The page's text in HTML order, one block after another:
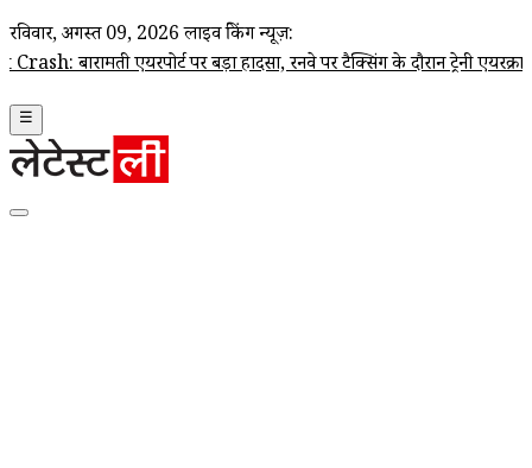
रविवार, अगस्त 09, 2026 लाइव ब्रेकिंग न्यूज़:
एयरपोर्ट पर बड़ा हादसा, रनवे पर टैक्सिंग के दौरान ट्रेनी एयरक्राफ्ट क्रैश
☰